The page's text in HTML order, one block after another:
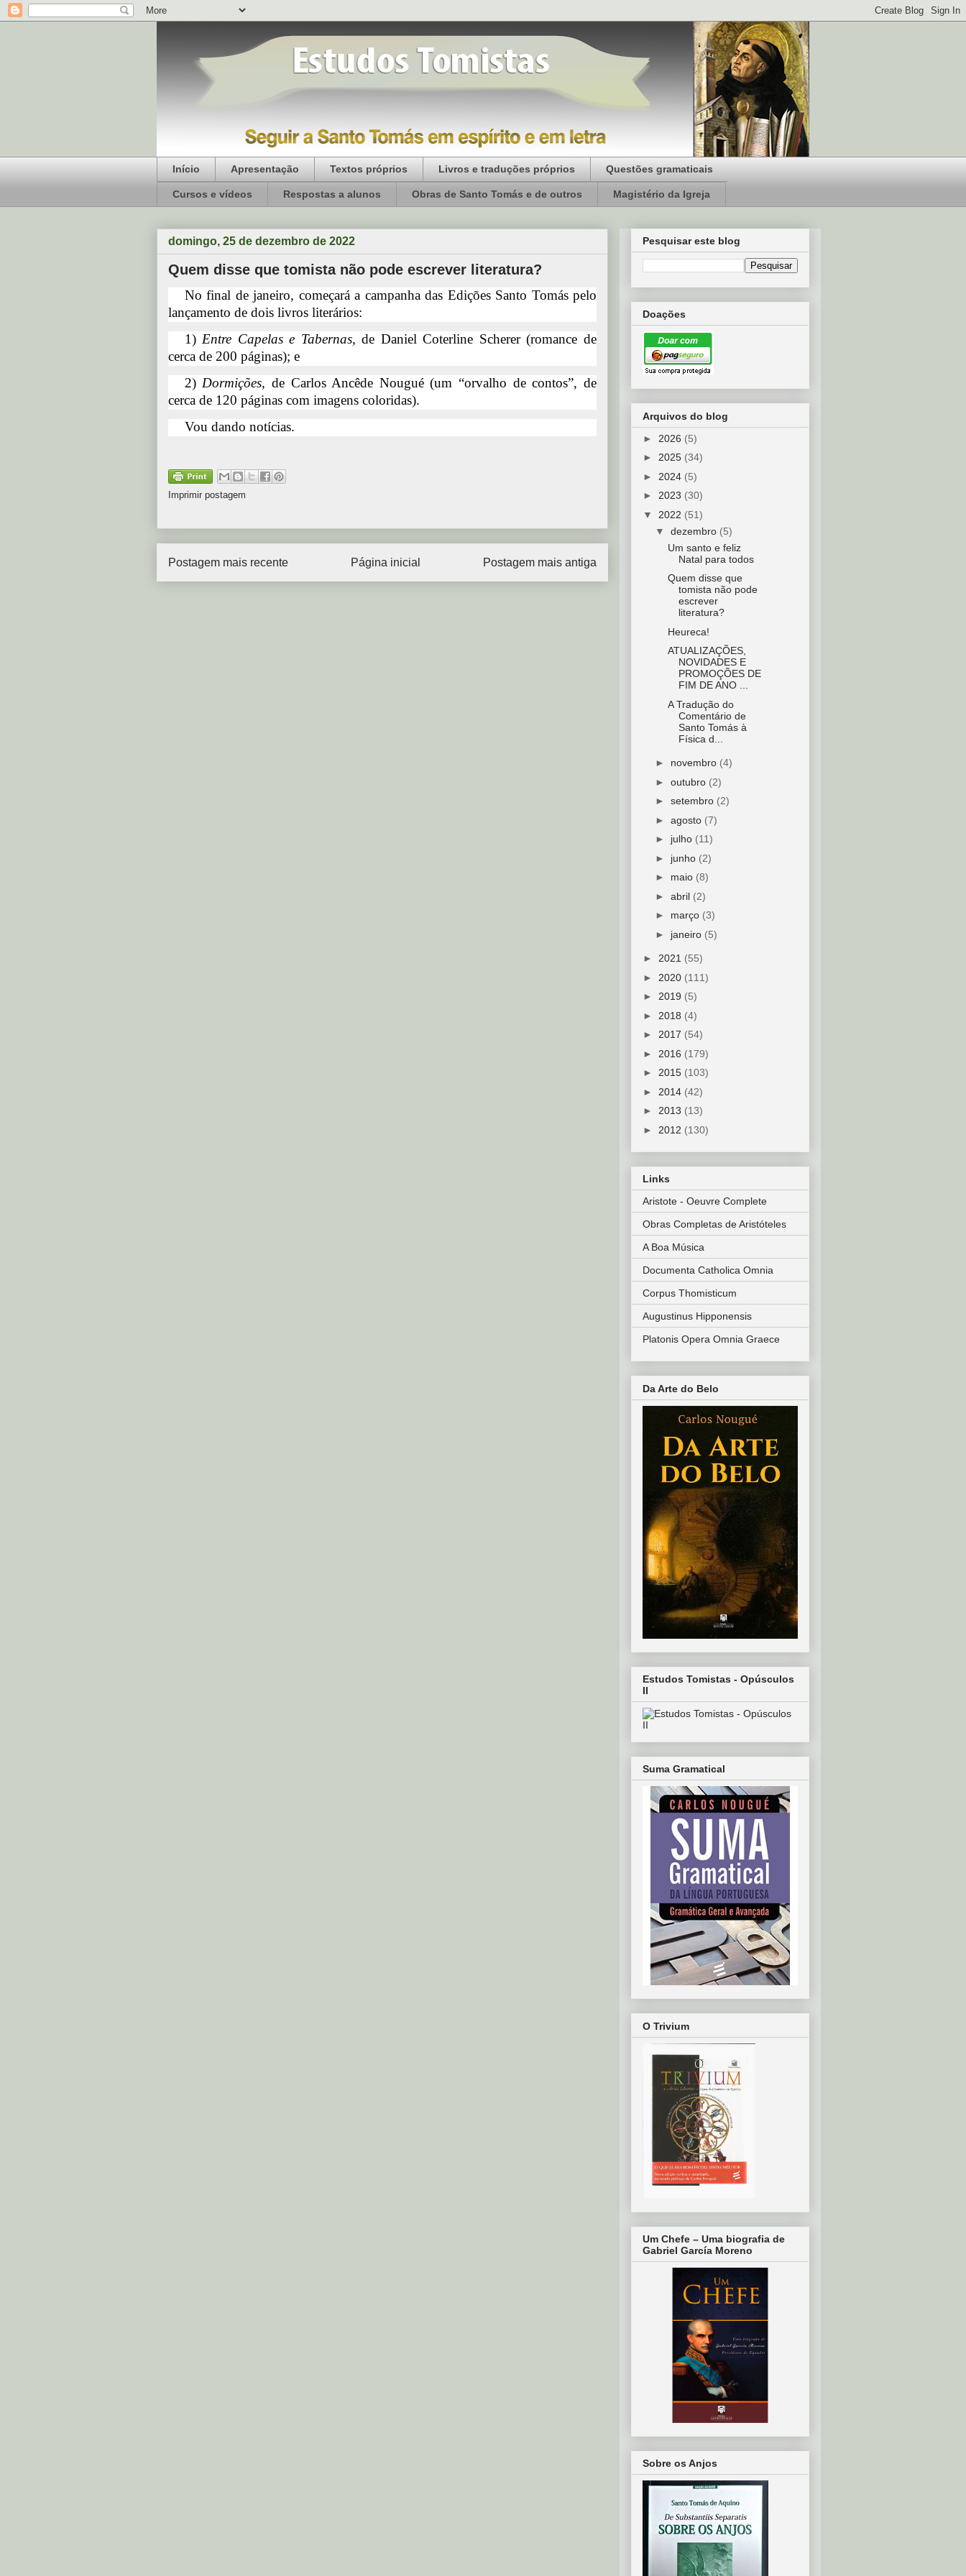
Início Apresentação Textos próprios Livros e traduções próprios Questões gramaticais
Cursos e vídeos Respostas a alunos Obras de Santo Tomás e de outros Magistério da Igreja
domingo, 25 de dezembro de 2022
Quem disse que tomista não pode escrever literatura?
No final de janeiro, começará a campanha das Edições Santo Tomás pelo
lançamento de dois livros literários:
1) Entre Capelas e Tabernas, de Daniel Coterline Scherer (romance de
cerca de 200 páginas); e
2) Dormições, de Carlos Ancêde Nougué (um “orvalho de contos”, de
cerca de 120 páginas com imagens coloridas).
Vou dando notícias.
Imprimir postagem
Postagem mais recente Postagem mais antiga
Página inicial
Pesquisar este blog
Doações
Arquivos do blog
► 2026 (5)
► 2025 (34)
► 2024 (5)
► 2023 (30)
▼ 2022 (51)
▼ dezembro (5)
Um santo e feliz
Natal para todos
Quem disse que
tomista não pode
escrever
literatura?
Heureca!
ATUALIZAÇÕES,
NOVIDADES E
PROMOÇÕES DE
FIM DE ANO ...
A Tradução do
Comentário de
Santo Tomás à
Física d...
► novembro (4)
► outubro (2)
► setembro (2)
► agosto (7)
► julho (11)
► junho (2)
► maio (8)
► abril (2)
► março (3)
► janeiro (5)
► 2021 (55)
► 2020 (111)
► 2019 (5)
► 2018 (4)
► 2017 (54)
► 2016 (179)
► 2015 (103)
► 2014 (42)
► 2013 (13)
► 2012 (130)
Links
Aristote - Oeuvre Complete
Obras Completas de Aristóteles
A Boa Música
Documenta Catholica Omnia
Corpus Thomisticum
Augustinus Hipponensis
Platonis Opera Omnia Graece
Da Arte do Belo
Estudos Tomistas - Opúsculos
II
Suma Gramatical
O Trivium
Um Chefe – Uma biografia de
Gabriel García Moreno
Sobre os Anjos